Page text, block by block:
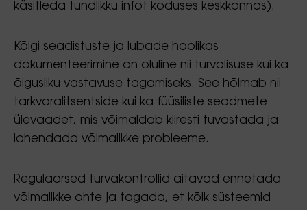
käsitleda tundlikku infot koduses keskkonnas).
Kõigi seadistuste ja lubade hoolikas
dokumenteerimine on oluline nii turvalisuse kui ka
õigusliku vastavuse tagamiseks. See hõlmab nii
tarkvaralitsentside kui ka füüsiliste seadmete
ülevaadet, mis võimaldab kiiresti tuvastada ja
lahendada võimalikke probleeme.
Regulaarsed turvakontrollid aitavad ennetada
võimalikke ohte ja tagada, et kõik süsteemid